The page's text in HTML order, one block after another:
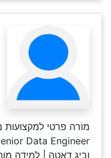
וביג דאטה | למידה